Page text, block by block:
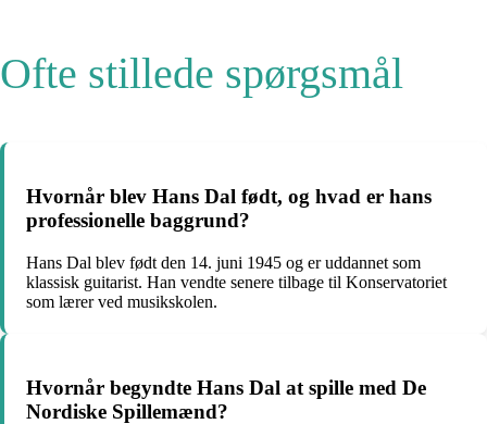
Ofte stillede spørgsmål
Hvornår blev Hans Dal født, og hvad er hans
professionelle baggrund?
Hans Dal blev født den 14. juni 1945 og er uddannet som
klassisk guitarist. Han vendte senere tilbage til Konservatoriet
som lærer ved musikskolen.
Hvornår begyndte Hans Dal at spille med De
Nordiske Spillemænd?